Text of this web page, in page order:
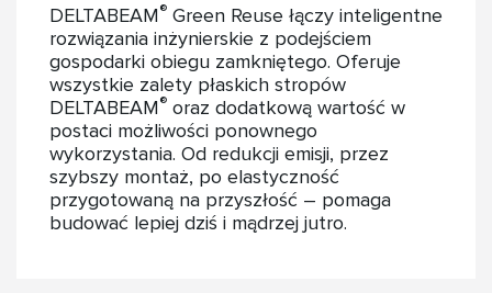
DELTABEAM® Green Reuse łączy inteligentne
rozwiązania inżynierskie z podejściem
gospodarki obiegu zamkniętego. Oferuje
wszystkie zalety płaskich stropów
DELTABEAM® oraz dodatkową wartość w
postaci możliwości ponownego
wykorzystania. Od redukcji emisji, przez
szybszy montaż, po elastyczność
przygotowaną na przyszłość – pomaga
budować lepiej dziś i mądrzej jutro.